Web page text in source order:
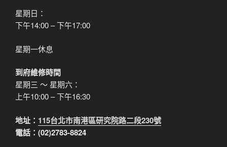
星期日：
下午14:00 – 下午17:00
星期一休息
到府維修時間
星期三 ～ 星期六：
上午10:00 – 下午16:30
地址： 115台北市南港區研究院路二段230號
電話：(02)2783-8824